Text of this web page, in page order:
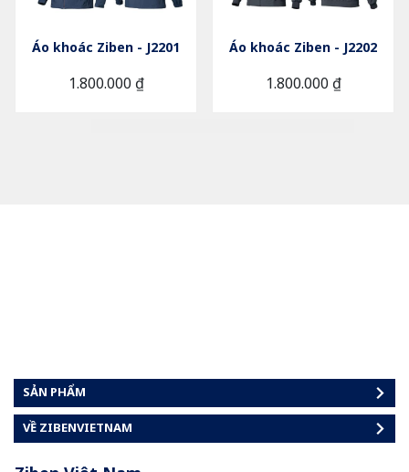
Áo khoác Ziben - J2201
1.800.000 ₫
Áo khoác Ziben - J2202
1.800.000 ₫
SẢN PHẨM
VỀ ZIBENVIETNAM